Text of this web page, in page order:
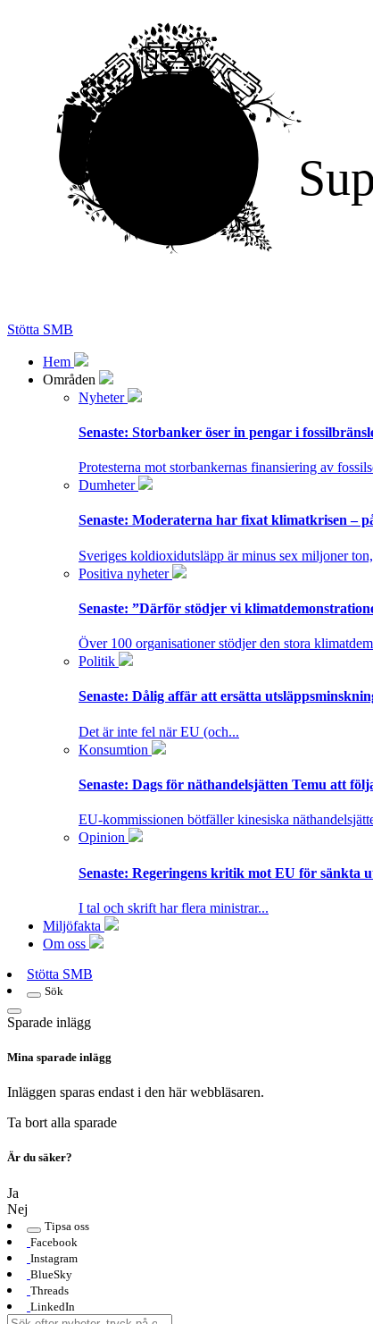
Stötta SMB
Hem
Områden
Nyheter
Senaste: Storbanker öser in pengar i
Protesterna mot storbankernas finansiering av
Dumheter
Senaste: Moderaterna har fixat klimatkrisen –
Sveriges koldioxidutsläpp är minus sex miljoner
Positiva nyheter
Senaste: ”Därför stödjer vi
Över 100 organisationer stödjer den stora
Politik
Senaste: Dålig affär att ersätta
Det är inte fel när EU (och...
Konsumtion
Senaste: Dags för näthandelsjätten Temu att
EU-kommissionen bötfäller kinesiska
Opinion
Senaste: Regeringens kritik mot EU för sänkta
I tal och skrift har flera ministrar...
Miljöfakta
Om oss
Stötta SMB
Sök
Sparade inlägg
Mina sparade inlägg
Inläggen sparas endast i den här webbläsaren.
Ta bort alla sparade
Är du säker?
Ja
Nej
Tipsa oss
Facebook
Instagram
BlueSky
Threads
LinkedIn